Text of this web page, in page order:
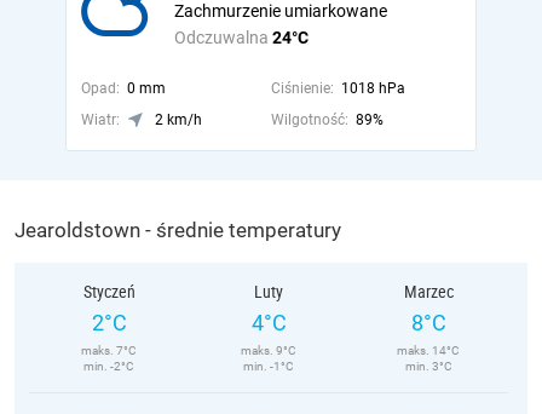
Odczuwalna 24°C
Zachmurzenie umiarkowane
Opad: 0 mm Ciśnienie: 1018 hPa
Wiatr:
2 km/h Wilgotność: 89%
Jearoldstown - średnie temperatury
Styczeń
2°C
maks. 7°C
min. -2°C
Luty
4°C
maks. 9°C
min. -1°C
Marzec
8°C
maks. 14°C
min. 3°C